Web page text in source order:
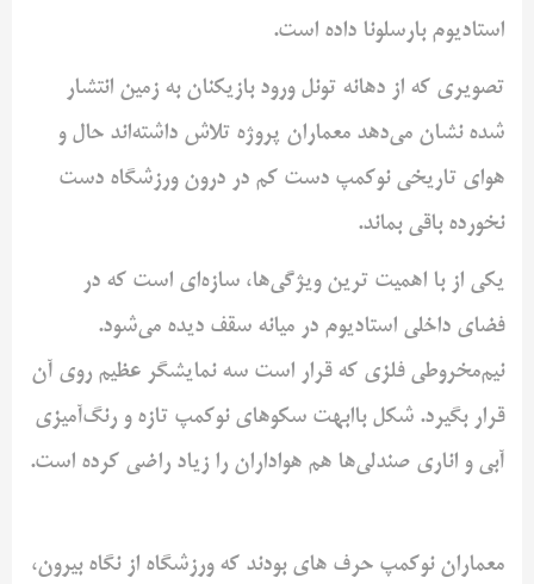
استادیوم بارسلونا داده است. ‌
تصویری که از دهانه تونل ورود بازیکنان به زمین انتشار
شده نشان ‌می‌دهد معماران پروژه تلاش داشته‌اند حال و
هوای تاریخی نوکمپ ‌دست کم در درون ورزشگاه دست
نخورده باقی بماند. ‌
یکی از با اهمیت ترین ویژگی‌ها، سازه‌ای است که در
فضای داخلی استادیوم ‌در میانه سقف دیده می‌شود.
نیم‌مخروطی فلزی که قرار است سه ‌نمایشگر عظیم روی آن
قرار بگیرد. شکل باابهت سکوهای نوکمپ ‌تازه و رنگ‌آمیزی
آبی و اناری صندلی‌ها هم هواداران را زیاد راضی ‌کرده است.
معماران نوکمپ حرف های بودند که ورزشگاه از نگاه بیرون،